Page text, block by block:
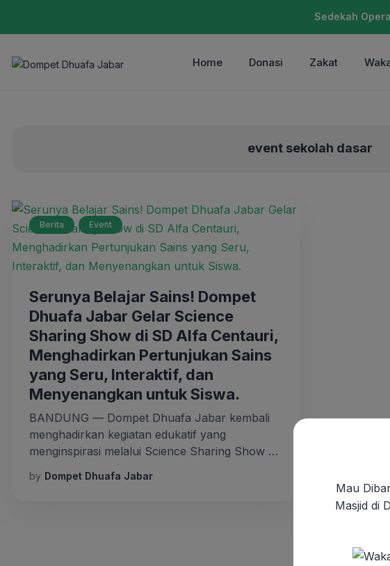
Sedekah
Home Donasi Zakat
event sekolah dasar
Berita Event
Serunya Belajar Sains! Dompet
Dhuafa Jabar Gelar Science
Sharing Show di SD Alfa Centauri,
Menghadirkan Pertunjukan Sains
yang Seru, Interaktif, dan
Menyenangkan untuk Siswa.
BANDUNG — Dompet Dhuafa Jabar kembali
menghadirkan kegiatan edukatif yang
menginspirasi melalui Science Sharing Show di
SD Alfa Centauri, Bandung, Kamis (16/10/25).
Acara ini menjadi ajang pembelajaran sains
by Dompet Dhuafa Jabar
Mau
Masjid di